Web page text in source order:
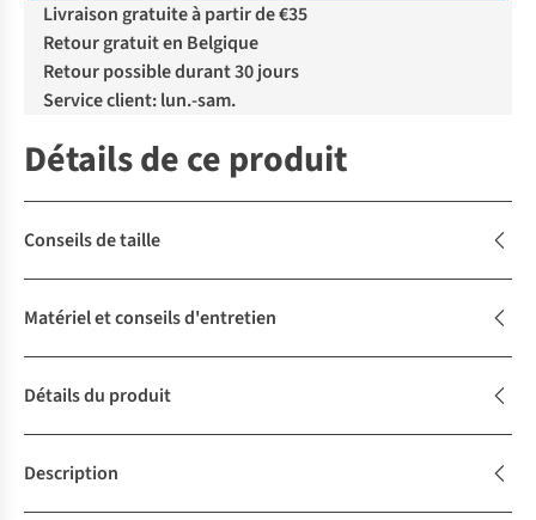
Livraison gratuite à partir de €35
Retour gratuit en Belgique
Retour possible durant 30 jours
Service client: lun.-sam.
Détails de ce produit
Conseils de taille
Matériel et conseils d'entretien
Détails du produit
Description